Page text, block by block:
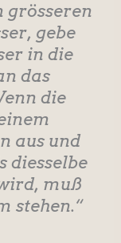
grösseren
gebe
in die
das
die
aus und
diesselbe
muß
stehen.“